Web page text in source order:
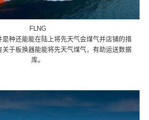
FLNG
种还能能在陆上将先天气会煤气并店铺的措
于板换器能能将先天气煤气，有助运送数据
库。